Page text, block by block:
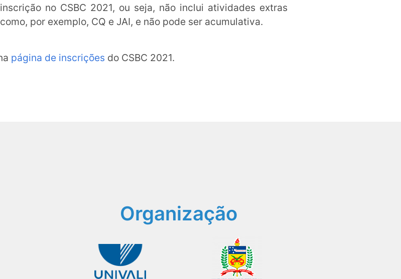
inscrição no CSBC 2021, ou seja, não inclui atividades extras
como, por exemplo, CQ e JAI, e não pode ser acumulativa.
página de inscrições do CSBC 2021.
Organização